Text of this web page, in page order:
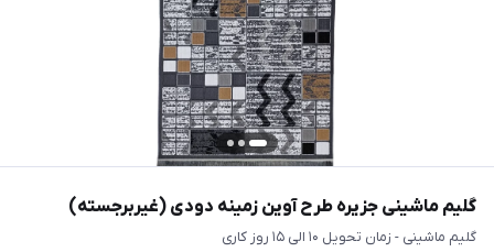
گلیم ماشینی جزیره طرح آوین زمینه دودی (غیربرجسته)
گلیم ماشینی - زمان تحویل 10 الی 15 روز کاری